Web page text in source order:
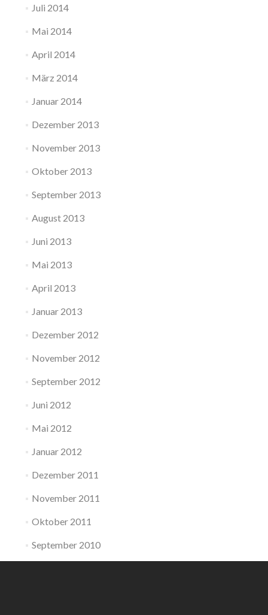
Juli 2014
Mai 2014
April 2014
März 2014
Januar 2014
Dezember 2013
November 2013
Oktober 2013
September 2013
August 2013
Juni 2013
Mai 2013
April 2013
Januar 2013
Dezember 2012
November 2012
September 2012
Juni 2012
Mai 2012
Januar 2012
Dezember 2011
November 2011
Oktober 2011
September 2010